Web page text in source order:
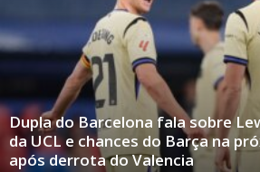
Dupla do Barcelona fala sobre
da UCL e chances do Barça na
após derrota do Valencia